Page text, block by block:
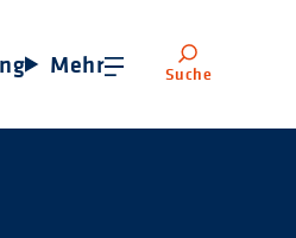
Mehr Suche